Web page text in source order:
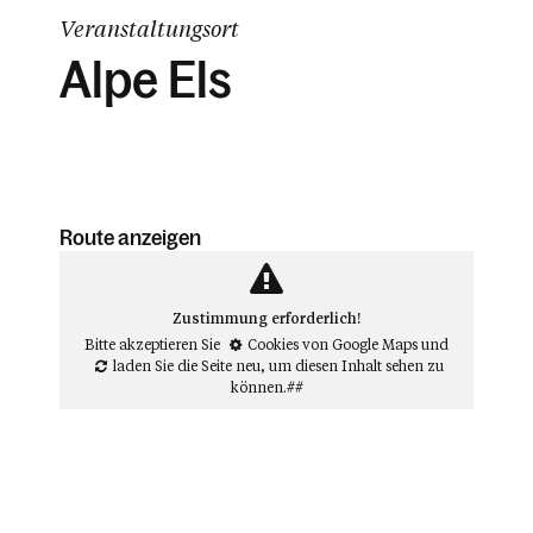
Veranstaltungsort
Alpe Els
Route anzeigen
Zustimmung erforderlich!
Bitte akzeptieren Sie
Cookies von Google Mapsund
laden Sie die Seite neu, um diesen Inhalt sehen zu
können.##